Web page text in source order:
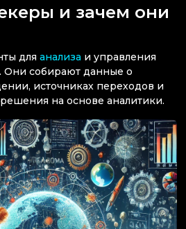
и зачем они
для анализа и управления
Они собирают данные о
источниках переходов и
на основе аналитики.